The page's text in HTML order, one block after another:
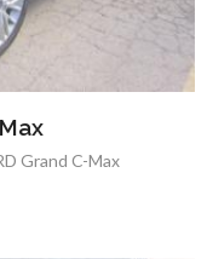
Grand C-Max